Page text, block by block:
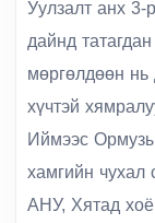
Уулзалт анх
дайнд
мөргөлдөөн нь
хүчтэй
Иймээс
хамгийн чухал
АНУ, Хятад